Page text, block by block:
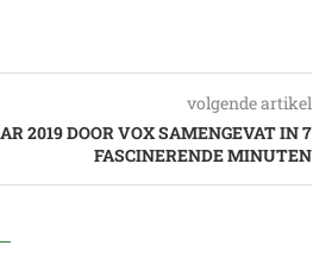
volgende artikel
2019 DOOR VOX SAMENGEVAT IN 7
FASCINERENDE MINUTEN